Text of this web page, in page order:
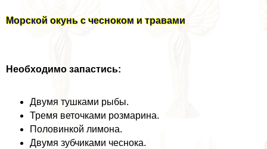
Морской окунь с чесноком и травами
Необходимо запастись:
Двумя тушками рыбы.
Тремя веточками розмарина.
Половинкой лимона.
Двумя зубчиками чеснока.